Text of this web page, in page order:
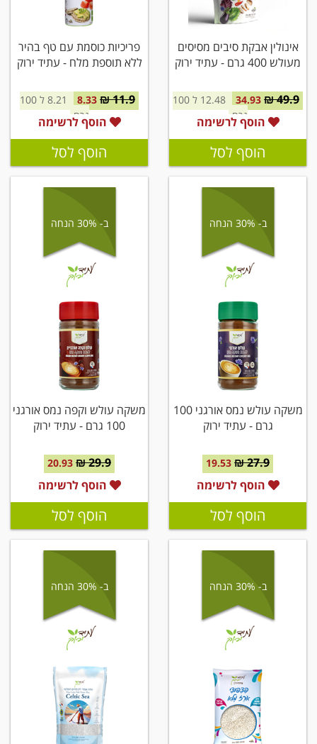
אינולין אבקת סיבים מסיסים
מעולש 400 גרם - עתיד ירוק
49.9 ₪
34.93
12.48 ל 100
גרם
הוסף לרשימה
הוסף לסל
פריכיות כוסמת עם טף בהיר
ללא תוספת מלח - עתיד ירוק
11.9 ₪
8.33
8.21 ל 100
גרם
הוסף לרשימה
הוסף לסל
ב- 30% הנחה
משקה עולש נמס אורגני 100
גרם - עתיד ירוק
27.9 ₪
19.53
הוסף לרשימה
הוסף לסל
ב- 30% הנחה
משקה עולש וקפה נמס אורגני
100 גרם - עתיד ירוק
29.9 ₪
20.93
הוסף לרשימה
הוסף לסל
ב- 30% הנחה ב- 30% הנחה